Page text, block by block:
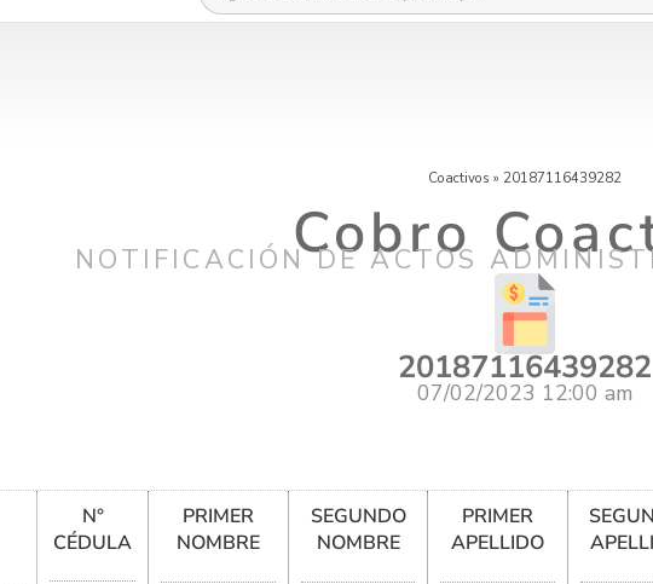
Coactivos » 20187116439282
Cobro
NOTIFICACIÓN DE ACTOS
20187116439282
07/02/2023 12:00 am
N°
CÉDULA
PRIMER
NOMBRE
SEGUNDO
NOMBRE
PRIMER
APELLIDO